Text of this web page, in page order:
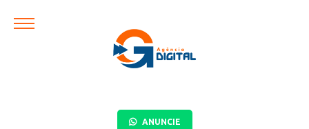
ANUNCIE